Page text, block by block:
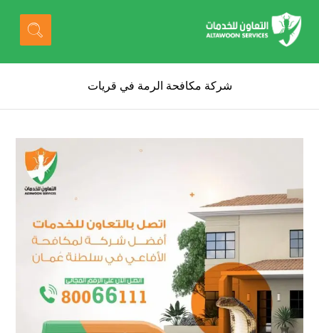
شركة مكافحة الرمة في قريات